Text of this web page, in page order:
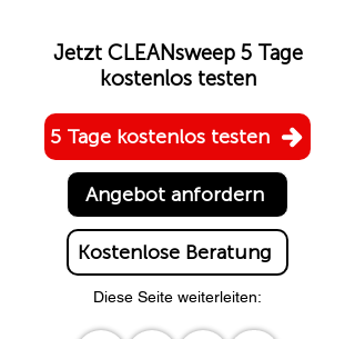
Jetzt CLEANsweep 5 Tage
kostenlos testen
5 Tage kostenlos testen
Angebot anfordern
Kostenlose Beratung
Diese Seite weiterleiten: